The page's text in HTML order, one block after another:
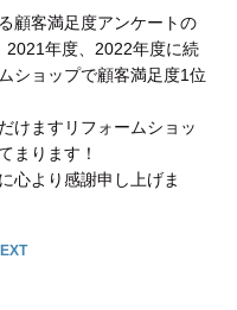
顧客満足度アンケートの
2021年度、2022年度に続
ショップで顧客満足度1位
けますリフォームショッ
まります！
心より感謝申し上げま